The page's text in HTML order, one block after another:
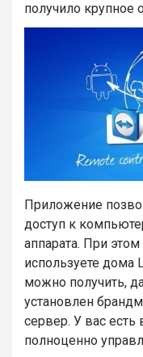
получило крупное
Приложение
доступ к
аппарата. При
используете дома
можно получить,
установлен
сервер. У вас
полноценно